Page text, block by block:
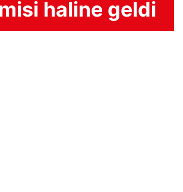
haline geldi